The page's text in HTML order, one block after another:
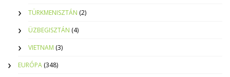
TÜRKMENISZTÁN (2)
ÜZBEGISZTÁN (4)
VIETNAM (3)
EURÓPA (348)